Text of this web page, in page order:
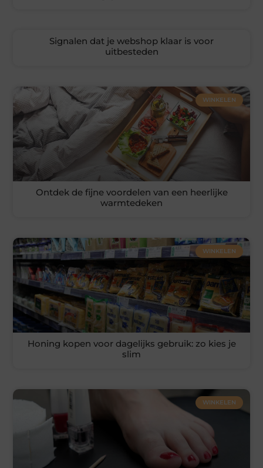
Signalen dat je webshop klaar is voor
uitbesteden
WINKELEN
Ontdek de fijne voordelen van een heerlijke
warmtedeken
WINKELEN
Honing kopen voor dagelijks gebruik: zo kies je
slim
WINKELEN